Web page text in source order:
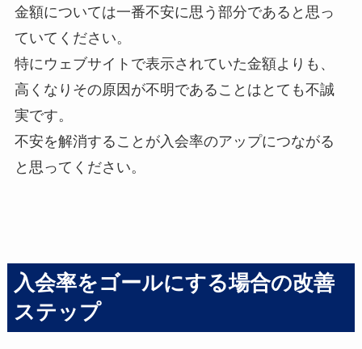
金額については一番不安に思う部分であると思っ
ていてください。
特にウェブサイトで表示されていた金額よりも、
高くなりその原因が不明であることはとても不誠
実です。
不安を解消することが入会率のアップにつながる
と思ってください。
入会率をゴールにする場合の改善
ステップ